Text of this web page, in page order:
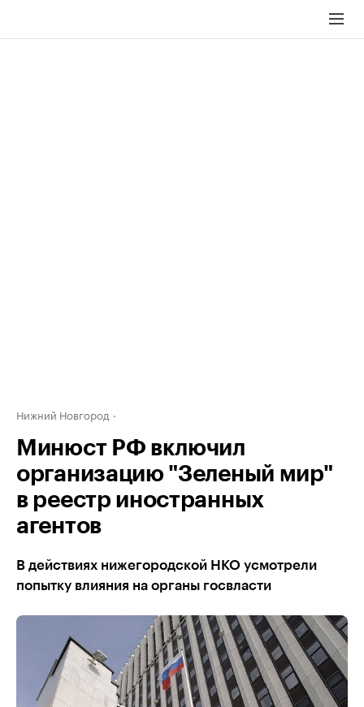
Нижний Новгород
Минюст РФ включил
организацию "Зеленый мир"
в реестр иностранных
агентов
В действиях нижегородской НКО усмотрели
попытку влияния на органы госвласти